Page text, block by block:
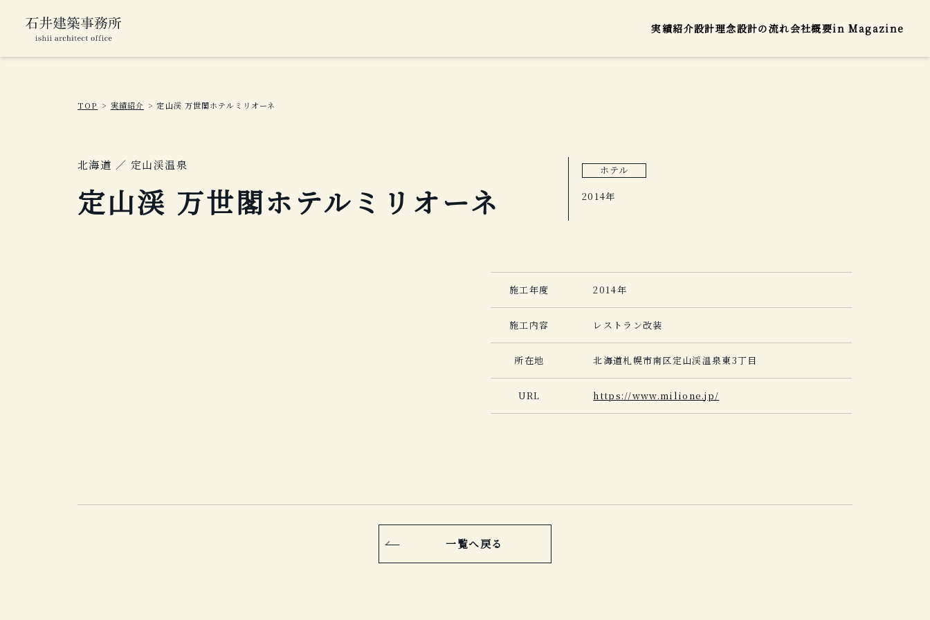
実績紹介設計理念設計の流れ会社概要in Magazine
TOP 実績紹介 定山渓 万世閣ホテルミリオーネ
北海道 ／ 定山渓温泉
定山渓 万世閣ホテルミリオーネ
ホテル
2014年
施工年度 2014年
施工内容 レストラン改装
所在地 北海道札幌市南区定山渓温泉東3丁目
URL https://www.milione.jp/
一覧へ戻る